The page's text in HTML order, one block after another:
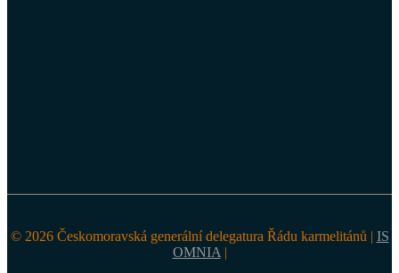
© 2026 Českomoravská generální delegatura Řádu karmelitánů | IS
OMNIA |